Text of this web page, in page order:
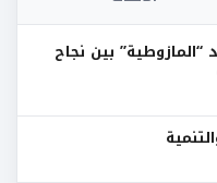
بين نجاح